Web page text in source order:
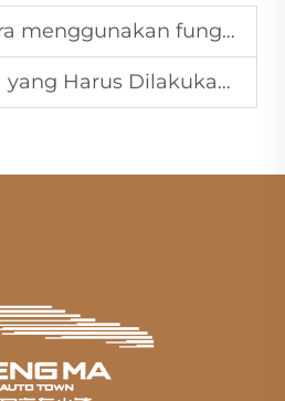
fungsi pengisian daya terjadwal pada EV Tiongkok?
Dilakukan Ketika Pengisian Daya Mobil Li Auto Gagal?